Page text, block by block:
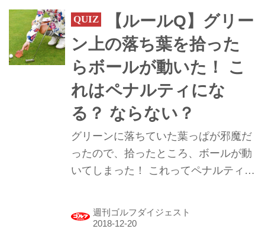
【ルールQ】グリー
ン上の落ち葉を拾った
らボールが動いた！ こ
れはペナルティにな
る？ ならない？
グリーンに落ちていた葉っぱが邪魔だ
ったので、拾ったところ、ボールが動
いてしまった！ これってペナルティに
週刊ゴルフダイジェスト